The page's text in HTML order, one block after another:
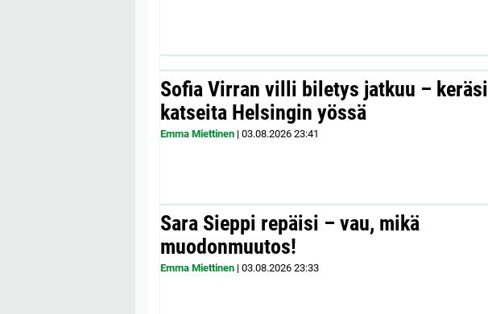
Sofia Virran villi biletys jatkuu – keräsi
katseita Helsingin yössä
Emma Miettinen | 03.08.2026 23:41
Sara Sieppi repäisi – vau, mikä
muodonmuutos!
Emma Miettinen | 03.08.2026 23:33